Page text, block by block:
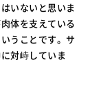
いないと思いま
体を支えている
うことです。サ
対峙していま